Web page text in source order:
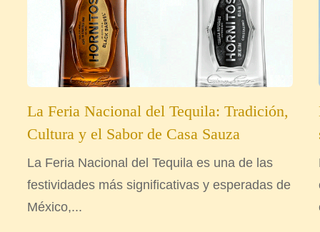
La Feria Nacional del Tequila: Tradición,
Cultura y el Sabor de Casa Sauza
La Feria Nacional del Tequila es una de las
festividades más significativas y esperadas de
México,...